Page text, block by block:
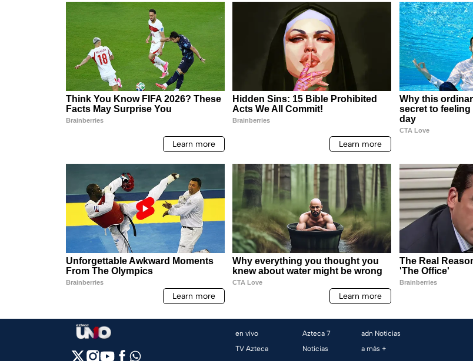
en vivo
TV Azteca
Azteca 7
Noticias
adn Noticias
a más +